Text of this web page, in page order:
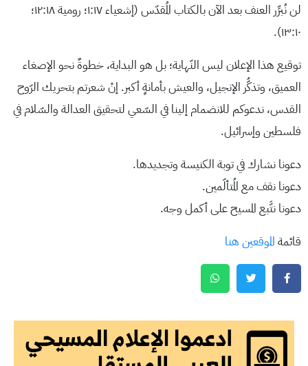
لن نُبرِّر العنف بعد الآن بالكتاب المُقدّس (إشعياء ١:١٧؛ رومية ١٢:١٨؛
١٣:١٠).
توقيع هذا الإعلان ليس النّهاية؛ بل هو البداية، خطوةٌ نحو الإصغاء
العميق، وتذكُّر الإنجيل، والعيش بأمانةٍ أكبر. إنْ شعرتم بتحريك الرّوح
القدس، ندعوكم للانضمام إلينا في السّعي لتحقيق العدالة والسّلام في
فلسطين وإسرائيل.
دعونا نشارك في توبة الكنيسة وتجديدها.
دعونا نقف مع المُتألّمين.
دعونا نتَّبع المسيح على أكمل وجه.
قائمة الموقعين هنا